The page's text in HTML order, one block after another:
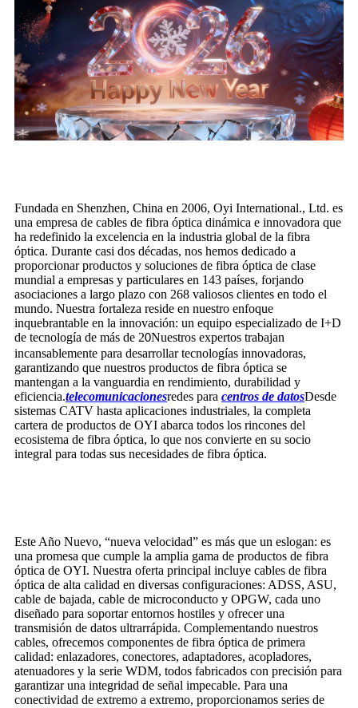
Fundada en Shenzhen, China en 2006, Oyi International., Ltd. es
una empresa de cables de fibra óptica dinámica e innovadora que
ha redefinido la excelencia en la industria global de la fibra
óptica. Durante casi dos décadas, nos hemos dedicado a
proporcionar productos y soluciones de fibra óptica de clase
mundial a empresas y particulares en 143 países, forjando
asociaciones a largo plazo con 268 valiosos clientes en todo el
mundo. Nuestra fortaleza reside en nuestro enfoque
inquebrantable en la innovación: un equipo especializado de I+D
de tecnología de más de 20Nuestros expertos trabajan
incansablemente para desarrollar tecnologías innovadoras,
garantizando que nuestros productos de fibra óptica se
mantengan a la vanguardia en rendimiento, durabilidad y
eficiencia.telecomunicacionesredes para centros de datosDesde
sistemas CATV hasta aplicaciones industriales, la completa
cartera de productos de OYI abarca todos los rincones del
ecosistema de fibra óptica, lo que nos convierte en su socio
integral para todas sus necesidades de fibra óptica.
Este Año Nuevo, “nueva velocidad” es más que un eslogan: es
una promesa que cumple la amplia gama de productos de fibra
óptica de OYI. Nuestra oferta principal incluye cables de fibra
óptica de alta calidad en diversas configuraciones: ADSS, ASU,
cable de bajada, cable de microconducto y OPGW, cada uno
diseñado para soportar entornos hostiles y ofrecer una
transmisión de datos ultrarrápida. Complementando nuestros
cables, ofrecemos componentes de fibra óptica de primera
calidad: enlazadores, conectores, adaptadores, acopladores,
atenuadores y la serie WDM, todos fabricados con precisión para
garantizar una integridad de señal impecable. Para una
conectividad de extremo a extremo, proporcionamos series de